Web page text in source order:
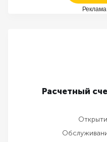
Расчетный